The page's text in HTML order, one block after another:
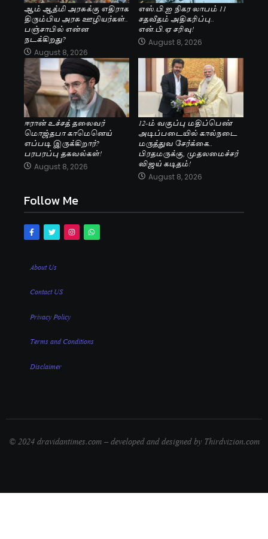
ஆம் ஆத்மி அரசுக்கு எதிராக
திரும்பிய அரசு ஊழியர்கள்..
பஞ்சாபில் என்ன
நடக்கிறது?
August 8, 2026
எஸ்.பி.ஐ நிகர லாபம் 11
சதவீதம் அதிகரிப்பு..
என்.பி.ஏ சரிவு!
August 8, 2026
ஈரான் உச்சத் தலைவர்
மொஜ்தபா காமெனெய்
எப்படி இருக்கிறார்?
பரபரப்பு தகவல்கள்!
August 8, 2026
12-ம் வகுப்பு மதிப்பெண்
அடிப்படையில் கால்நடை
மருத்துவ சேர்க்கை..
பிரதமருக்கு, முதலமைச்சர்
விஜய் கடிதம்!
August 8, 2026
Follow Me
About Us
Contact US
Privacy Policy
Terms and Conditions
Disclaimer
© 2024 dravidantimes.com – developed and designed by Thirdvizion.com